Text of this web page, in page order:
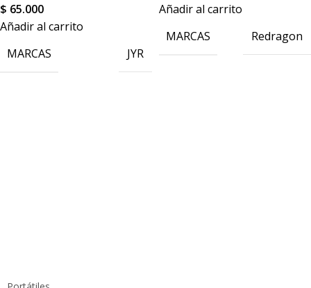
$ 65.000
Añadir al carrito
MARCAS
JYR
Añadir al carrito
MARCAS
Redragon